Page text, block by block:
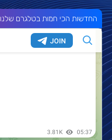
החדשות הכי חמות בטלגרם שלנו